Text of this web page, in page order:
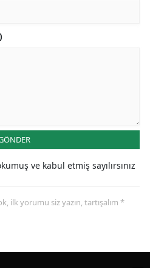
ve kabul etmiş sayılırsınız
ilk yorumu siz yazın, tartışalım *